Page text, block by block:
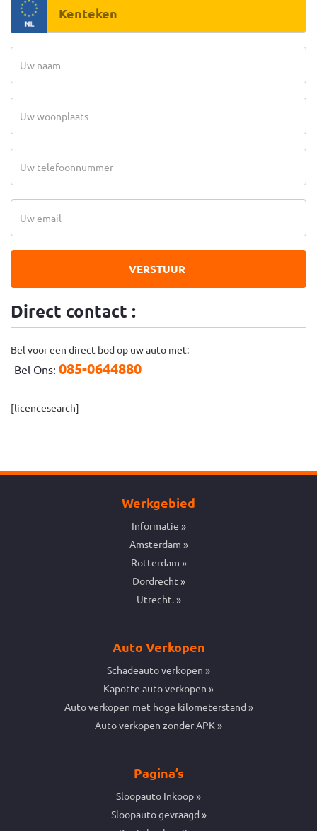
VERSTUUR
Direct contact :
Bel voor een direct bod op uw auto met:
Bel Ons: 085-0644880
[licencesearch]
Werkgebied
Informatie
Amsterdam
Rotterdam
Dordrecht
Utrecht.
Auto Verkopen
Schadeauto verkopen
Kapotte auto verkopen
Auto verkopen met hoge kilometerstand
Auto verkopen zonder APK
Pagina’s
Sloopauto Inkoop
Sloopauto gevraagd